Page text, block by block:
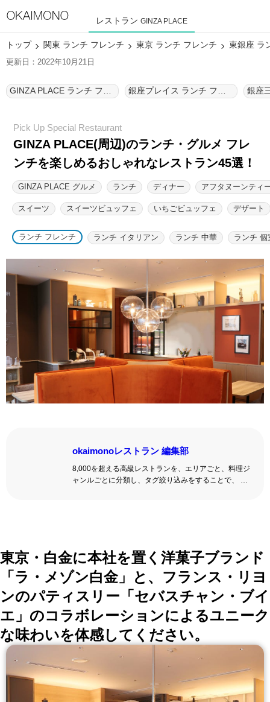
レストラン GINZA PLACE
トップ 関東 ランチ フレンチ 東京 ランチ フレンチ 東銀座 ラ
更新日：2022年10月21日
銀座
GINZA PLACE(周辺)のランチ・グルメ フレ
ンチを楽しめるおしゃれなレストラン45選！
GINZA PLACE グルメ ランチ ディナー アフタヌーンティ
スイーツ スイーツビュッフェ いちごビュッフェ デザート
ランチ フレンチ ランチ イタリアン ランチ 中華 ランチ 個
okaimonoレストラン 編集部
8,000を超える高級レストランを、エリアごと、料理ジ
ャンルごとに分類し、タグ絞り込みをすることで、 い
東京・白金に本社を置く洋菓子ブランド
「ラ・メゾン白金」と、フランス・リヨ
ンのパティスリー「セバスチャン・ブイ
エ」のコラボレーションによるユニーク
な味わいを体感してください。